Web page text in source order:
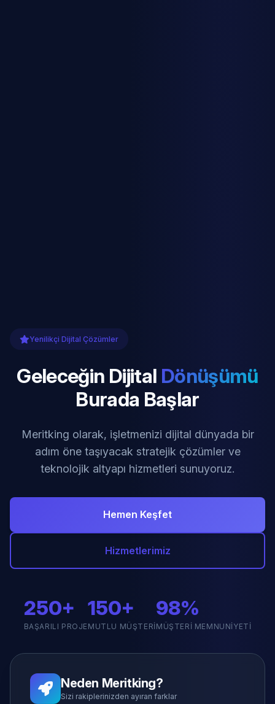
Yenilikçi Dijital Çözümler
Geleceğin Dijital Dönüşümü
Burada Başlar
Meritking olarak, işletmenizi dijital dünyada bir
adım öne taşıyacak stratejik çözümler ve
teknolojik altyapı hizmetleri sunuyoruz.
Hemen Keşfet
Hizmetlerimiz
250+
BAŞARILI PROJE
150+
MUTLU MÜŞTERI
98%
MÜŞTERI MEMNUNIYETI
Neden Meritking?
Sizi rakiplerinizden ayıran farklar